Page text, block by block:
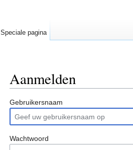
Aanmelden
Gebruikersnaam
Wachtwoord
Speciale pagina